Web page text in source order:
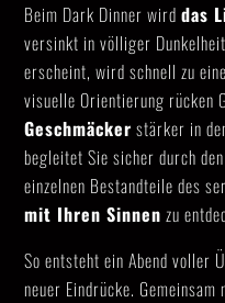
Beim Dark Dinner wird das
versinkt in völliger
erscheint, wird schnell zu
visuelle Orientierung rücken
Geschmäcker stärker in
begleitet Sie sicher durch
einzelnen Bestandteile des
mit Ihren Sinnen zu
So entsteht ein Abend voller
neuer Eindrücke.